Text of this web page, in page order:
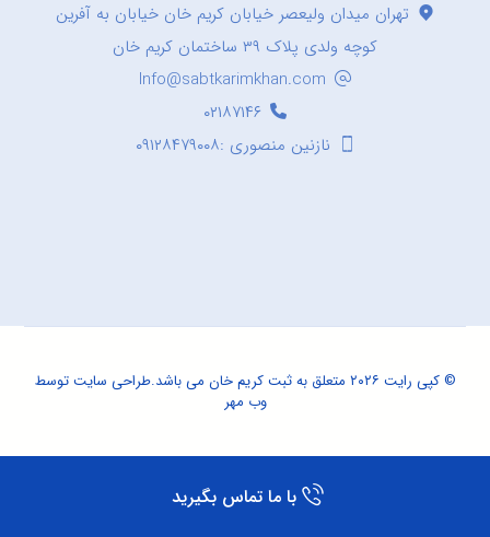
تهران میدان ولیعصر خیابان کریم خان خیابان به آفرین
کوچه ولدی پلاک ۳۹ ساختمان کریم خان
Info@sabtkarimkhan.com
۰۲۱۸۷۱۴۶
نازنین منصوری :۰۹۱۲۸۴۷۹۰۰۸
© کپی رایت ۲۰۲۶ متعلق به ثبت کریم خان می باشد. طراحی سایتتوسط
وب مهر
با ما تماس بگیرید